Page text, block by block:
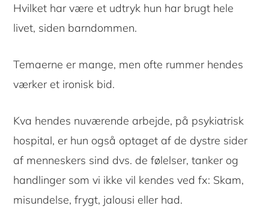
Hvilket har være et udtryk hun har brugt hele
livet, siden barndommen.
Temaerne er mange, men ofte rummer hendes
værker et ironisk bid.
Kva hendes nuværende arbejde, på psykiatrisk
hospital, er hun også optaget af de dystre sider
af menneskers sind dvs. de følelser, tanker og
handlinger som vi ikke vil kendes ved fx: Skam,
misundelse, frygt, jalousi eller had.